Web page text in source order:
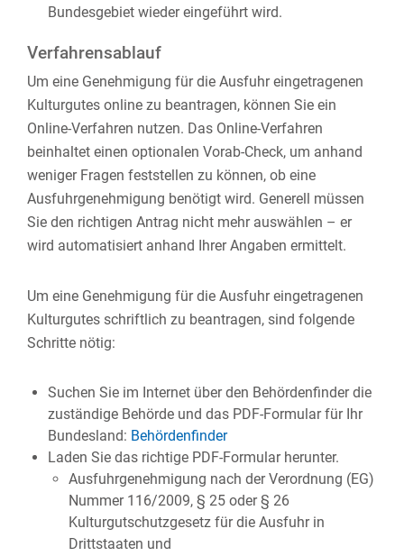
Bundesgebiet wieder eingeführt wird.
Verfahrensablauf
Um eine Genehmigung für die Ausfuhr eingetragenen
Kulturgutes online zu beantragen, können Sie ein
Online-Verfahren nutzen. Das Online-Verfahren
beinhaltet einen optionalen Vorab-Check, um anhand
weniger Fragen feststellen zu können, ob eine
Ausfuhrgenehmigung benötigt wird. Generell müssen
Sie den richtigen Antrag nicht mehr auswählen – er
wird automatisiert anhand Ihrer Angaben ermittelt.
Um eine Genehmigung für die Ausfuhr eingetragenen
Kulturgutes schriftlich zu beantragen, sind folgende
Schritte nötig:
Suchen Sie im Internet über den Behördenfinder die
zuständige Behörde und das PDF-Formular für Ihr
Bundesland: Behördenfinder
Laden Sie das richtige PDF-Formular herunter.
Ausfuhrgenehmigung nach der Verordnung (EG)
Nummer 116/2009, § 25 oder § 26
Kulturgutschutzgesetz für die Ausfuhr in
Drittstaaten und